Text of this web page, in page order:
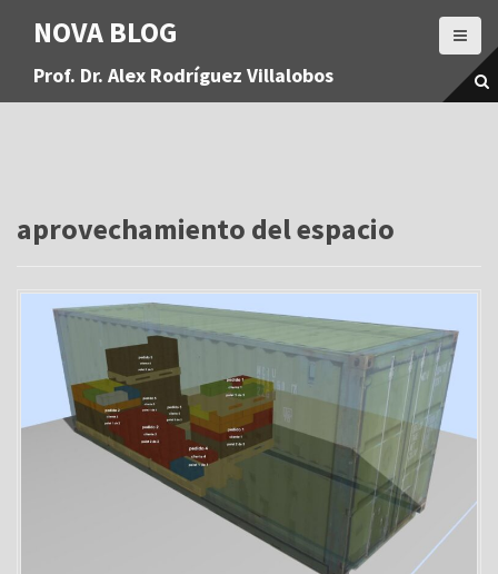
a
NOVA BLOG
Prof. Dr. Alex Rodríguez Villalobos
aprovechamiento del espacio